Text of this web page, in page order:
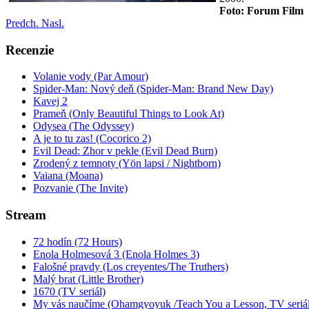
Foto: Forum Film
Predch. Nasl.
Recenzie
Volanie vody (Par Amour)
Spider-Man: Nový deň (Spider-Man: Brand New Day)
Kavej 2
Prameň (Only Beautiful Things to Look At)
Odysea (The Odyssey)
A je to tu zas! (Cocorico 2)
Evil Dead: Zhor v pekle (Evil Dead Burn)
Zrodený z temnoty (Yön lapsi / Nightborn)
Vaiana (Moana)
Pozvanie (The Invite)
Stream
72 hodín (72 Hours)
Enola Holmesová 3 (Enola Holmes 3)
Falošné pravdy (Los creyentes/The Truthers)
Malý brat (Little Brother)
1670 (TV seriál)
My vás naučíme (Ohamgyoyuk /Teach You a Lesson, TV